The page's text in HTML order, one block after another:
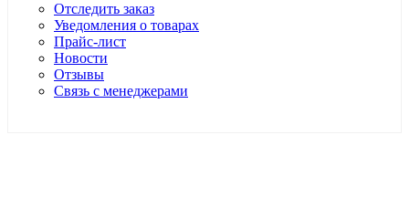
Отследить заказ
Уведомления о товарах
Прайс-лист
Новости
Отзывы
Связь с менеджерами